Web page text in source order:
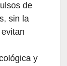
de
sin la
y